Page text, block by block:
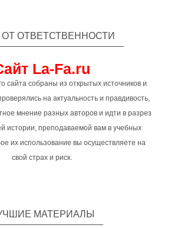
ОТ ОТВЕТСТВЕННОСТИ
La-Fa.ru
сайта собраны из открытых источников и
на актуальность и правдивость,
мнение разных авторов и идти в разрез
истории, преподаваемой вам в учебных
их использование вы осуществляете на
свой страх и риск.
МАТЕРИАЛЫ